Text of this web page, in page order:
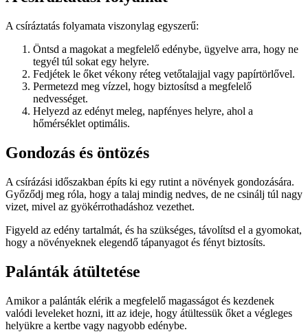
A csíráztatás folyamata viszonylag egyszerű:
Öntsd a magokat a megfelelő edénybe, ügyelve arra, hogy ne
tegyél túl sokat egy helyre.
Fedjétek le őket vékony réteg vetőtalajjal vagy papírtörlővel.
Permetezd meg vízzel, hogy biztosítsd a megfelelő
nedvességet.
Helyezd az edényt meleg, napfényes helyre, ahol a
hőmérséklet optimális.
Gondozás és öntözés
A csírázási időszakban építs ki egy rutint a növények gondozására.
Győződj meg róla, hogy a talaj mindig nedves, de ne csinálj túl nagy
vizet, mivel az gyökérrothadáshoz vezethet.
Figyeld az edény tartalmát, és ha szükséges, távolítsd el a gyomokat,
hogy a növényeknek elegendő tápanyagot és fényt biztosíts.
Palánták átültetése
Amikor a palánták elérik a megfelelő magasságot és kezdenek
valódi leveleket hozni, itt az ideje, hogy átültessük őket a végleges
helyükre a kertbe vagy nagyobb edénybe.